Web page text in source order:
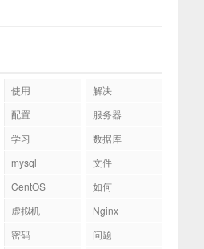
使用
解决
配置
服务器
学习
数据库
mysql
文件
CentOS
如何
虚拟机
Nginx
密码
问题